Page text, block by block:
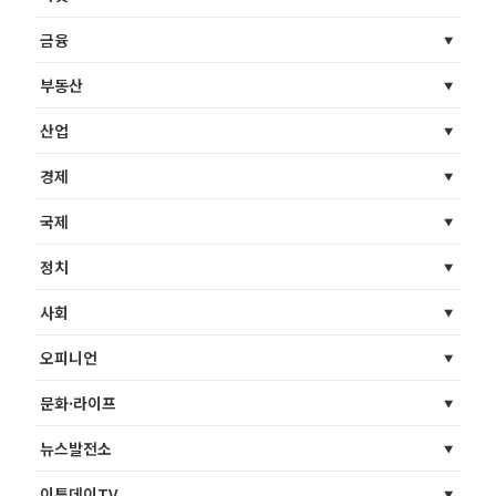
금융
부동산
산업
경제
국제
정치
사회
오피니언
문화·라이프
뉴스발전소